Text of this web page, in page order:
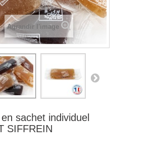
Agrandir l'image
sachet individuel
SIFFREIN